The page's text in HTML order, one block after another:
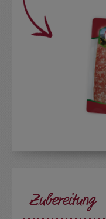
Zubereitung